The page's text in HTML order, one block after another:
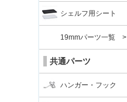
シェルフ用シート
19mmパーツ一覧 >
共通パーツ
ハンガー・フック